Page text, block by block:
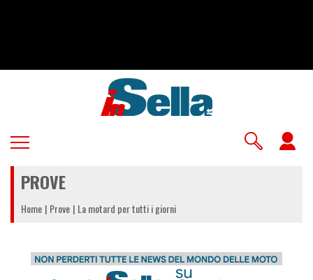
PROVE
Home Prove La motard per tutti i giorni